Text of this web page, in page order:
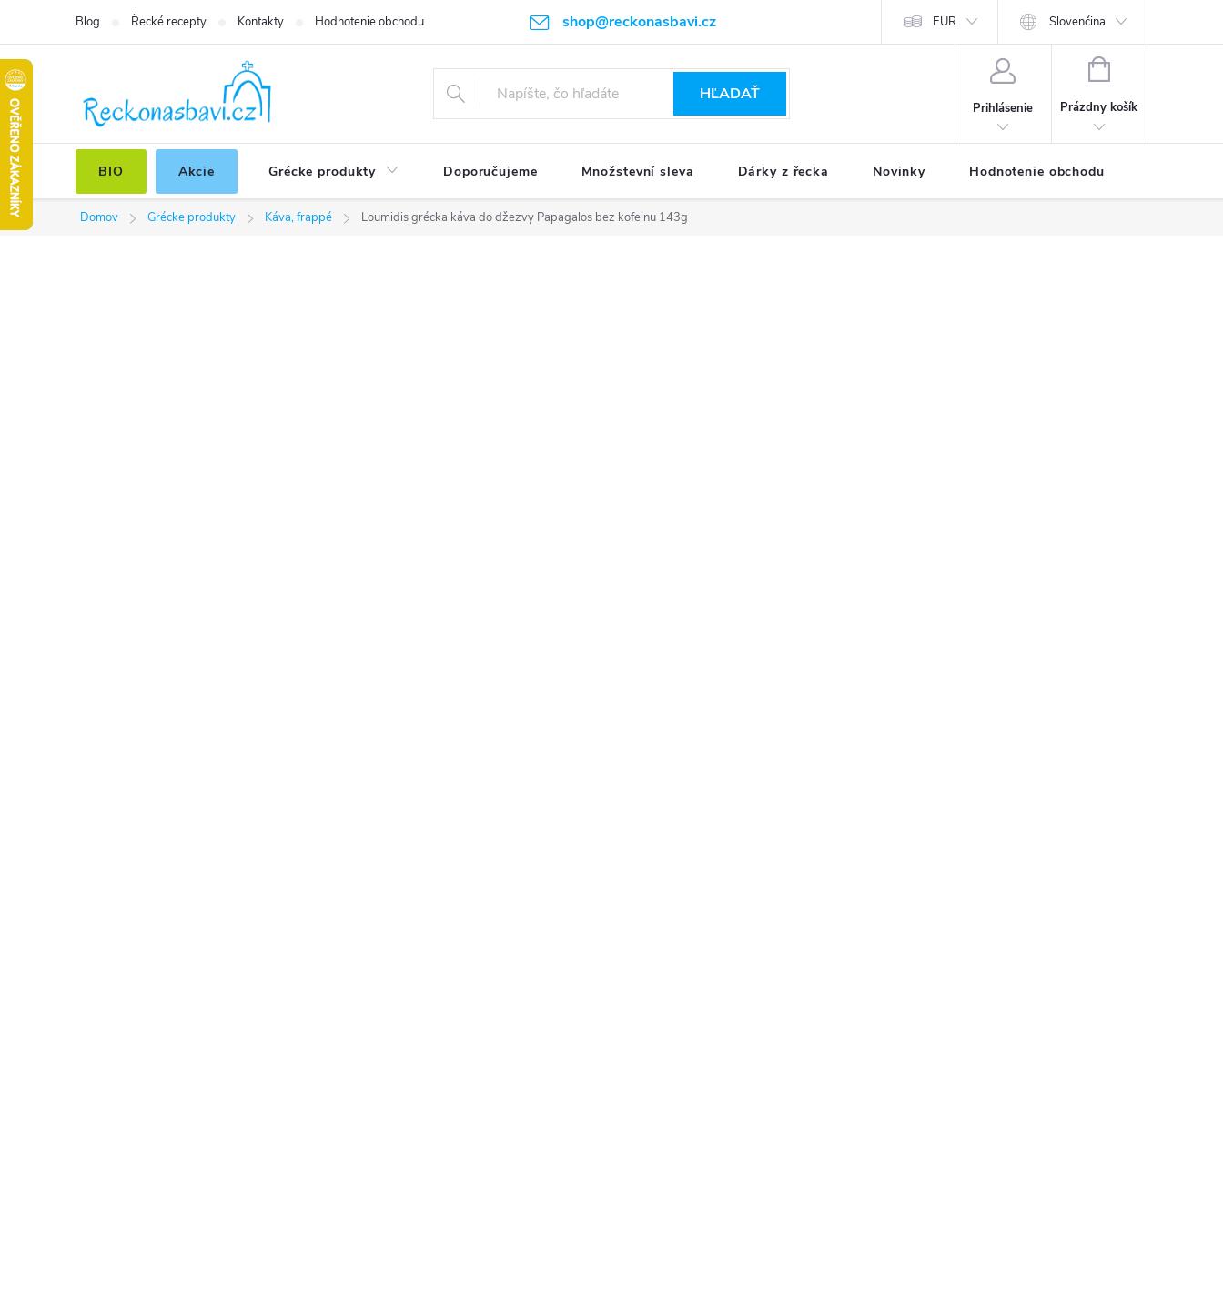
obsah
shop@reckonasbavi.cz
Blog Řecké recepty Kontakty Hodnotenie obchodu Podmienky ochrany osobných údajov Obchodné podmienky Predávané značky Prihlásenie affiliate partnera
EUR Slovenčina
HĽADAŤ
Prihlásenie
NÁKUPNÝ
Prázdny košík
BIO Akcie Grécke produkty Doporučujeme Množstevní sleva Dárky z řecka Novinky Hodnotenie obchodu
Domov Grécke produkty Káva, frappé Loumidis grécka káva do džezvy Papagalos bez kofeinu 143g